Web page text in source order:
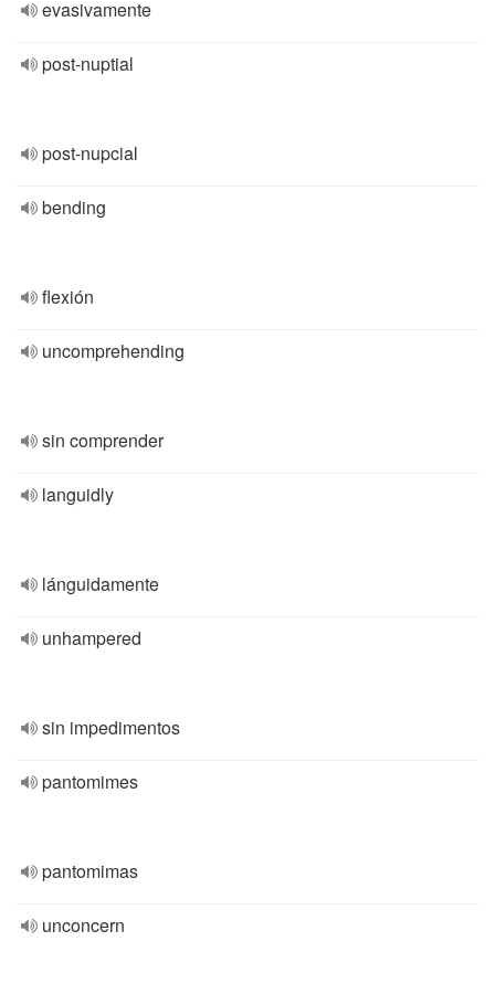
evasivamente
post-nuptial
post-nupcial
bending
flexión
uncomprehending
sin comprender
languidly
lánguidamente
unhampered
sin impedimentos
pantomimes
pantomimas
unconcern